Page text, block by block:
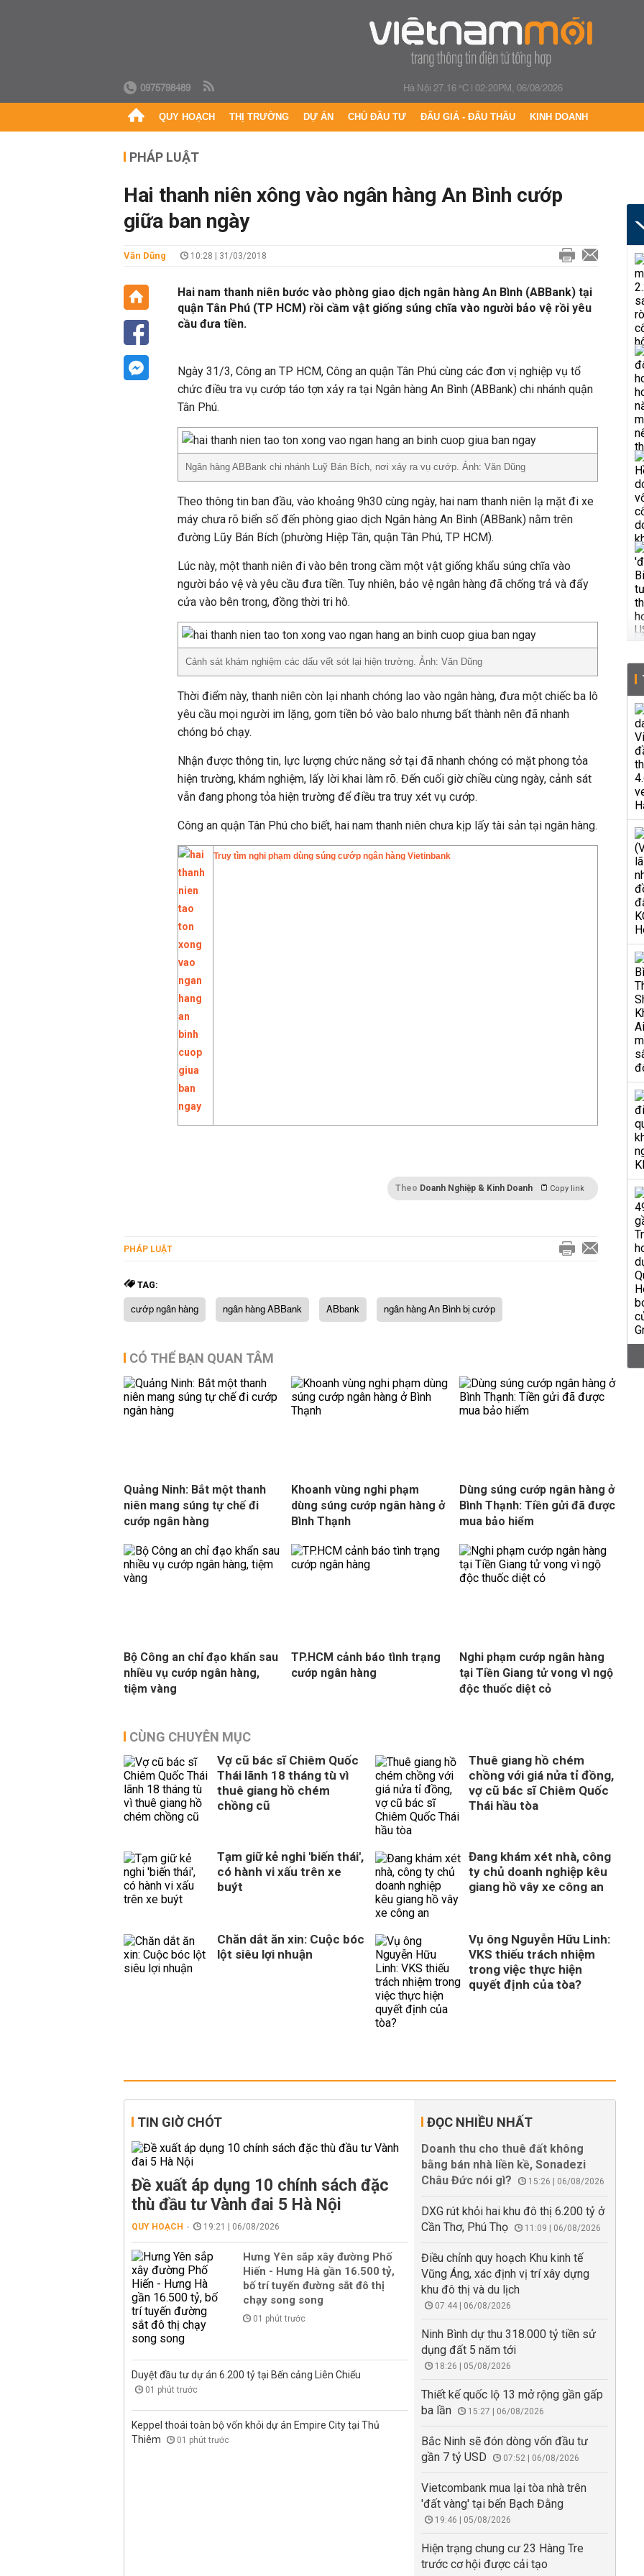
0975798489 Hà Nội 27.16 °C|02:20PM, 06/08/2026
QUY HOẠCH THỊ TRƯỜNG DỰ ÁN CHỦ ĐẦU TƯ ĐẤU GIÁ - ĐẤU THẦU KINH DOANH
PHÁP LUẬT
Hai thanh niên xông vào ngân hàng An Bình cướp
giữa ban ngày
Văn Dũng 10:28 | 31/03/2018
Hai nam thanh niên bước vào phòng giao dịch ngân hàng An Bình (ABBank) tại
quận Tân Phú (TP HCM) rồi cầm vật giống súng chĩa vào người bảo vệ rồi yêu
cầu đưa tiền.
Ngày 31/3, Công an TP HCM, Công an quận Tân Phú cùng các đơn vị nghiệp vụ tổ
chức điều tra vụ cướp táo tợn xảy ra tại Ngân hàng An Bình (ABBank) chi nhánh quận
Tân Phú.
Ngân hàng ABBank chi nhánh Luỹ Bán Bích, nơi xảy ra vụ cướp. Ảnh: Văn Dũng
Theo thông tin ban đầu, vào khoảng 9h30 cùng ngày, hai nam thanh niên lạ mặt đi xe
máy chưa rõ biển số đến phòng giao dịch Ngân hàng An Bình (ABBank) nằm trên
đường Lũy Bán Bích (phường Hiệp Tân, quận Tân Phú, TP HCM).
Lúc này, một thanh niên đi vào bên trong cầm một vật giống khẩu súng chĩa vào
người bảo vệ và yêu cầu đưa tiền. Tuy nhiên, bảo vệ ngân hàng đã chống trả và đẩy
cửa vào bên trong, đồng thời tri hô.
Cảnh sát khám nghiệm các dấu vết sót lại hiện trường. Ảnh: Văn Dũng
Thời điểm này, thanh niên còn lại nhanh chóng lao vào ngân hàng, đưa một chiếc ba lô
yêu cầu mọi người im lặng, gom tiền bỏ vào balo nhưng bất thành nên đã nhanh
chóng bỏ chạy.
Nhận được thông tin, lực lượng chức năng sở tại đã nhanh chóng có mặt phong tỏa
hiện trường, khám nghiệm, lấy lời khai làm rõ. Đến cuối giờ chiều cùng ngày, cảnh sát
vẫn đang phong tỏa hiện trường để điều tra truy xét vụ cướp.
Công an quận Tân Phú cho biết, hai nam thanh niên chưa kịp lấy tài sản tại ngân hàng.
Truy tìm nghi phạm dùng súng cướp ngân hàng Vietinbank
Theo Doanh Nghiệp & Kinh Doanh Copy link
PHÁP LUẬT
TAG:
cướp ngân hàng ngân hàng ABBank ABbank ngân hàng An Bình bị cướp
CÓ THỂ BẠN QUAN TÂM
Quảng Ninh: Bắt một thanh
niên mang súng tự chế đi
cướp ngân hàng
Khoanh vùng nghi phạm
dùng súng cướp ngân hàng ở
Bình Thạnh
Dùng súng cướp ngân hàng ở
Bình Thạnh: Tiền gửi đã được
mua bảo hiểm
Bộ Công an chỉ đạo khẩn sau
nhiều vụ cướp ngân hàng,
tiệm vàng
TP.HCM cảnh báo tình trạng
cướp ngân hàng
Nghi phạm cướp ngân hàng
tại Tiền Giang tử vong vì ngộ
độc thuốc diệt cỏ
CÙNG CHUYÊN MỤC
Vợ cũ bác sĩ Chiêm Quốc
Thái lãnh 18 tháng tù vì
thuê giang hồ chém
chồng cũ
Thuê giang hồ chém
chồng với giá nửa tỉ đồng,
vợ cũ bác sĩ Chiêm Quốc
Thái hầu tòa
Tạm giữ kẻ nghi 'biến thái',
có hành vi xấu trên xe
buýt
Đang khám xét nhà, công
ty chủ doanh nghiệp kêu
giang hồ vây xe công an
Chăn dắt ăn xin: Cuộc bóc
lột siêu lợi nhuận
Vụ ông Nguyễn Hữu Linh:
VKS thiếu trách nhiệm
trong việc thực hiện
quyết định của tòa?
TIN GIỜ CHÓT
Đề xuất áp dụng 10 chính sách đặc
thù đầu tư Vành đai 5 Hà Nội
QUY HOẠCH 19:21 | 06/08/2026
Hưng Yên sắp xây đường Phố
Hiến - Hưng Hà gần 16.500 tỷ,
bố trí tuyến đường sắt đô thị
chạy song song
01 phút trước
Duyệt đầu tư dự án 6.200 tỷ tại Bến cảng Liên Chiểu
01 phút trước
Keppel thoái toàn bộ vốn khỏi dự án Empire City tại Thủ
Thiêm
01 phút trước
ĐỌC NHIỀU NHẤT
Doanh thu cho thuê đất không
bằng bán nhà liền kề, Sonadezi
Châu Đức nói gì?
15:26 | 06/08/2026
DXG rút khỏi hai khu đô thị 6.200 tỷ ở
Cần Thơ, Phú Thọ
11:09 | 06/08/2026
Điều chỉnh quy hoạch Khu kinh tế
Vũng Áng, xác định vị trí xây dựng
khu đô thị và du lịch
07:44 | 06/08/2026
Ninh Bình dự thu 318.000 tỷ tiền sử
dụng đất 5 năm tới
18:26 | 05/08/2026
Thiết kế quốc lộ 13 mở rộng gần gấp
ba lần
15:27 | 06/08/2026
Bắc Ninh sẽ đón dòng vốn đầu tư
gần 7 tỷ USD
07:52 | 06/08/2026
Vietcombank mua lại tòa nhà trên
'đất vàng' tại bến Bạch Đằng
19:46 | 05/08/2026
Hiện trạng chung cư 23 Hàng Tre
trước cơ hội được cải tạo